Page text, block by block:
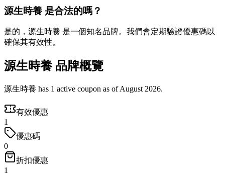
源生時養 是合法的嗎？
是的，源生時養 是一個知名品牌。我們會定期驗證優惠碼以
確保其有效性。
源生時養 品牌概覽
源生時養 has 1 active coupon as of August 2026.
有效優惠
1
優惠碼
0
折扣優惠
1